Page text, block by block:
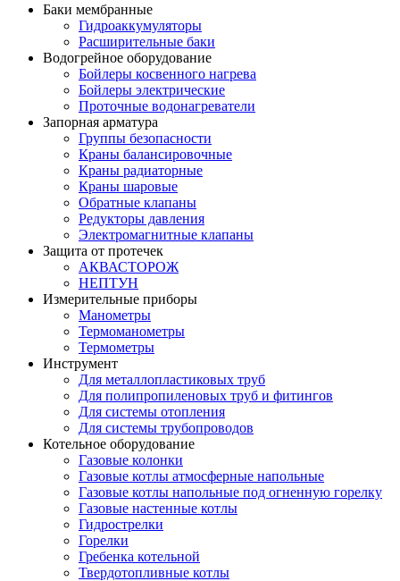
Баки мембранные
Гидроаккумуляторы
Расширительные баки
Водогрейное оборудование
Бойлеры косвенного нагрева
Бойлеры электрические
Проточные водонагреватели
Запорная арматура
Группы безопасности
Краны балансировочные
Краны радиаторные
Краны шаровые
Обратные клапаны
Редукторы давления
Электромагнитные клапаны
Защита от протечек
АКВАСТОРОЖ
НЕПТУН
Измерительные приборы
Манометры
Термоманометры
Термометры
Инструмент
Для металлопластиковых труб
Для полипропиленовых труб и фитингов
Для системы отопления
Для системы трубопроводов
Котельное оборудование
Газовые колонки
Газовые котлы атмосферные напольные
Газовые котлы напольные под огненную горелку
Газовые настенные котлы
Гидрострелки
Горелки
Гребенка котельной
Твердотопливные котлы